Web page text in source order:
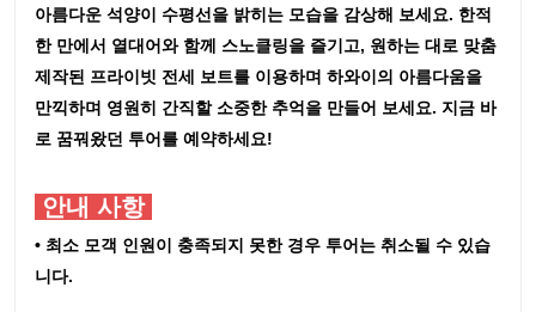
아름다운 석양이 수평선을 밝히는 모습을 감상해 보세요. 한적
한 만에서 열대어와 함께 스노클링을 즐기고, 원하는 대로 맞춤
제작된 프라이빗 전세 보트를 이용하며 하와이의 아름다움을
만끽하며 영원히 간직할 소중한 추억을 만들어 보세요. 지금 바
로 꿈꿔왔던 투어를 예약하세요!
안내 사항
• 최소 모객 인원이 충족되지 못한 경우 투어는 취소될 수 있습
니다.